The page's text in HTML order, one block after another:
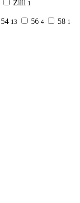
Zilli 1
54 13 56 4 58 1